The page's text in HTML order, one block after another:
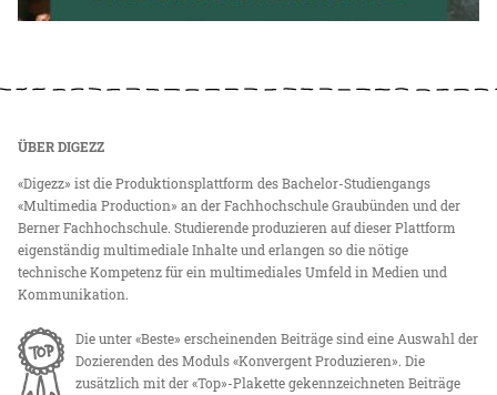
ÜBER DIGEZZ
«Digezz» ist die Produktionsplattform des Bachelor-Studiengangs
«Multimedia Production» an der Fachhochschule Graubünden und der
Berner Fachhochschule. Studierende produzieren auf dieser Plattform
eigenständig multimediale Inhalte und erlangen so die nötige
technische Kompetenz für ein multimediales Umfeld in Medien und
Kommunikation.
Die unter «Beste» erscheinenden Beiträge sind eine Auswahl der
Dozierenden des Moduls «Konvergent Produzieren». Die
zusätzlich mit der «Top»-Plakette gekennzeichneten Beiträge